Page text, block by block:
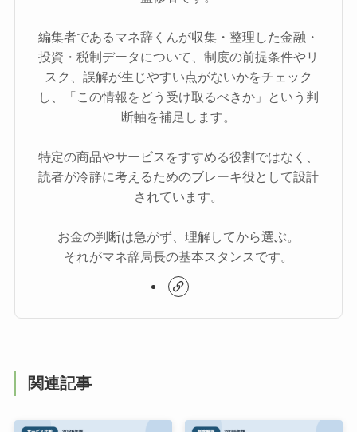
編集者であるマネ辞くんが収集・整理した金融・
投資・税制データについて、制度の前提条件やリ
スク、誤解が生じやすい点がないかをチェック
し、「この情報をどう受け取るべきか」という判
断軸を補足します。
特定の商品やサービスをすすめる役割ではなく、
読者が冷静に考えるためのブレーキ役として設計
されています。
お金の判断は急がず、理解してから選ぶ。
それがマネ辞局長の基本スタンスです。
関連記事